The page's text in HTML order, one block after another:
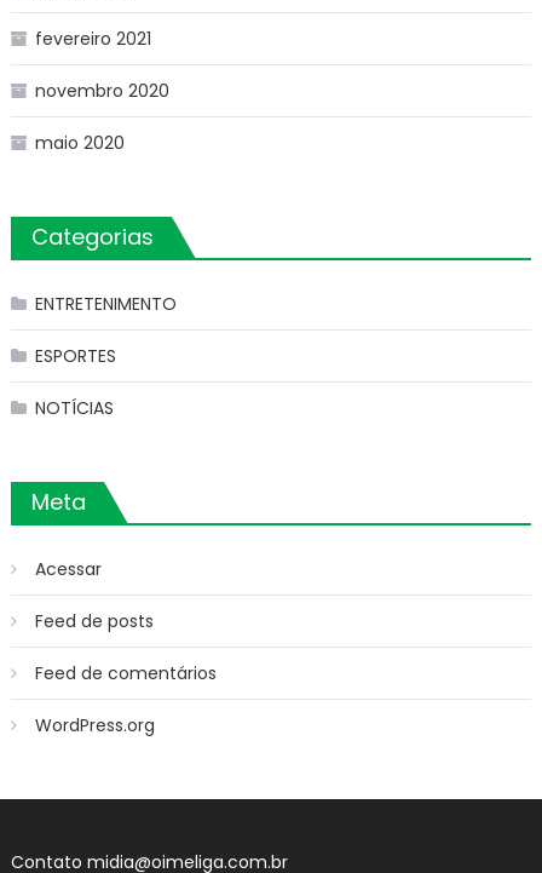
fevereiro 2021
novembro 2020
maio 2020
Categorias
ENTRETENIMENTO
ESPORTES
NOTÍCIAS
Meta
Acessar
Feed de posts
Feed de comentários
WordPress.org
Contato midia@oimeliga.com.br